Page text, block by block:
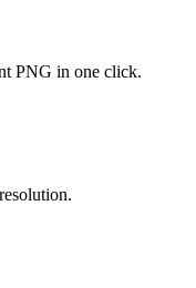
PNG in one click.